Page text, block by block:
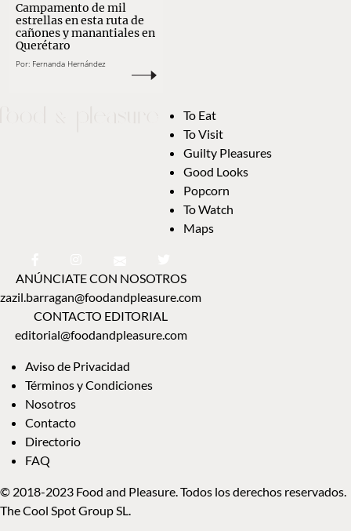
Campamento de mil
estrellas en esta ruta de
cañones y manantiales en
Querétaro
Por: Fernanda Hernández
To Eat
To Visit
Guilty Pleasures
Good Looks
Popcorn
To Watch
Maps
ANÚNCIATE CON NOSOTROS
zazil.barragan@foodandpleasure.com
CONTACTO EDITORIAL
editorial@foodandpleasure.com
Aviso de Privacidad
Términos y Condiciones
Nosotros
Contacto
Directorio
FAQ
© 2018-2023 Food and Pleasure. Todos los derechos reservados.
The Cool Spot Group SL.